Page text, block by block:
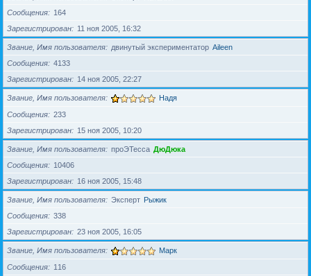
Сообщения
164
Зарегистрирован
11 ноя 2005, 16:32
Звание, Имя пользователя двинутый экспериментатор Aileen
Сообщения
4133
Зарегистрирован
14 ноя 2005, 22:27
Звание, Имя пользователя Надя
Сообщения
233
Зарегистрирован
15 ноя 2005, 10:20
Звание, Имя пользователя проЭТесса ДюДюка
Сообщения
10406
Зарегистрирован
16 ноя 2005, 15:48
Звание, Имя пользователя Эксперт Рыжик
Сообщения
338
Зарегистрирован
23 ноя 2005, 16:05
Звание, Имя пользователя Марк
Сообщения
116